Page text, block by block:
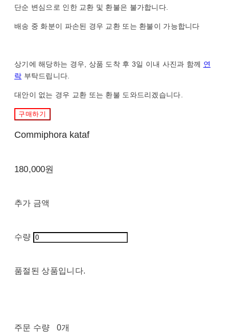
단순 변심으로 인한 교환 및 환불은 불가합니다.
배송 중 화분이 파손된 경우 교환 또는 환불이 가능합니다
상기에 해당하는 경우, 상품 도착 후 3일 이내 사진과 함께 연
락 부탁드립니다.
대안이 없는 경우 교환 또는 환불 도와드리겠습니다.
구매하기
Commiphora kataf
180,000원
추가 금액
수량
품절된 상품입니다.
주문 수량
0개